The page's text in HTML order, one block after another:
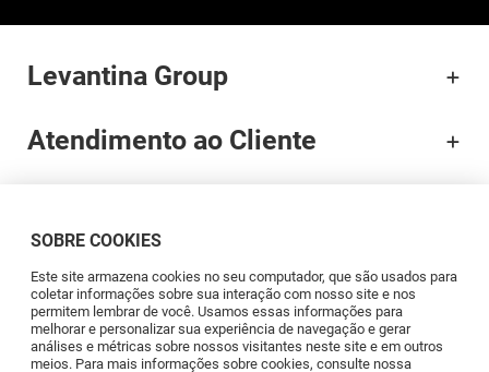
SOBRE COOKIES
Este site armazena cookies no seu computador, que são usados para
coletar informações sobre sua interação com nosso site e nos
permitem lembrar de você. Usamos essas informações para
melhorar e personalizar sua experiência de navegação e gerar
análises e métricas sobre nossos visitantes neste site e em outros
meios. Para mais informações sobre cookies, consulte nossa
Levantina Group
Atendimento ao Cliente
Brands
Profissionais